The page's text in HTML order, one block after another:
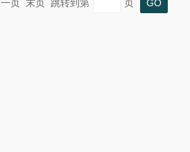
页 末页 跳转到第 页